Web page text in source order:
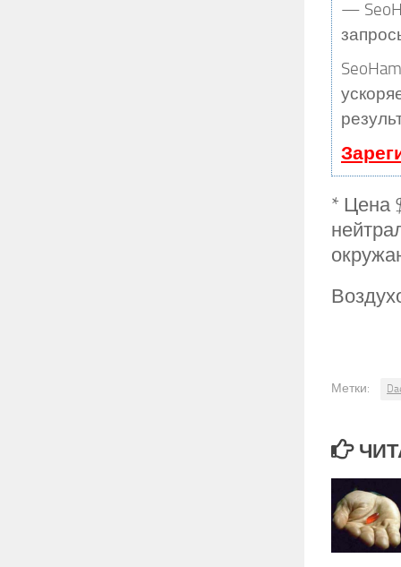
—
* Цена
Метки: